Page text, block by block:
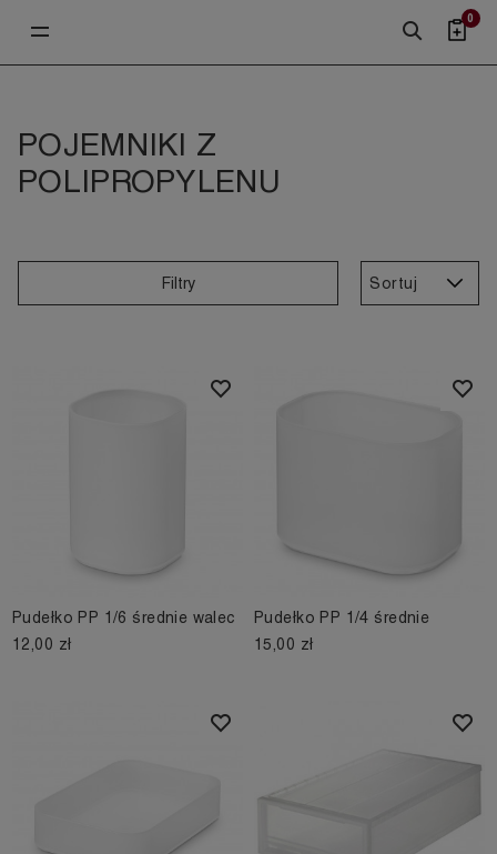
0
POJEMNIKI Z
POLIPROPYLENU
Filtry Sortuj
Pudełko PP 1/6 średnie walec
12,00 zł
Pudełko PP 1/4 średnie
15,00 zł